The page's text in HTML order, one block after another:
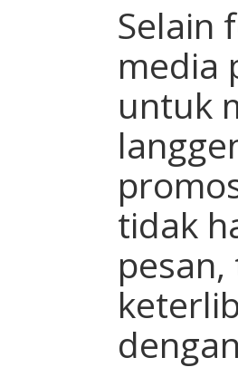
Selain
media
untuk
tidak